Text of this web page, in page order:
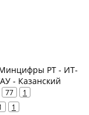
Минцифры РТ - ИТ-
- Казанский
77 1
1